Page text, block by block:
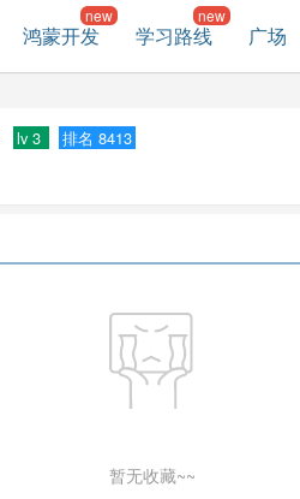
鸿蒙开发 学习路线 广场
lv 3 排名 8413
暂无收藏~~